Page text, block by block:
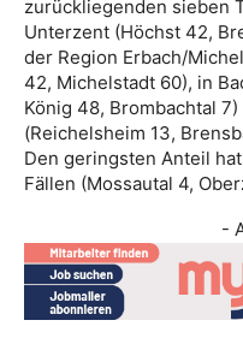
zurückliegenden sieben
Unterzent (Höchst 42,
der Region Erbach/
42, Michelstadt 60), in
König 48, Brombachtal
(Reichelsheim 13,
Den geringsten Anteil
Fällen (Mossautal 4,
-